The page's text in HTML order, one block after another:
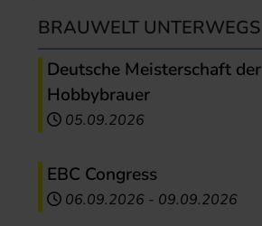
BRAUWELT UNTERWEGS
Deutsche Meisterschaft der
Hobbybrauer
05.09.2026
EBC Congress
06.09.2026 - 09.09.2026